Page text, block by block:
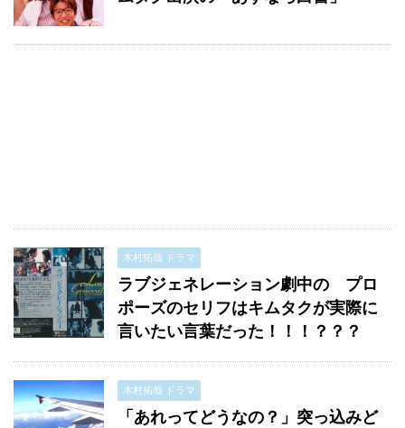
木村拓哉 ドラマ
ラブジェネレーション劇中の プロ
ポーズのセリフはキムタクが実際に
言いたい言葉だった！！！？？？
木村拓哉 ドラマ
「あれってどうなの？」突っ込みど